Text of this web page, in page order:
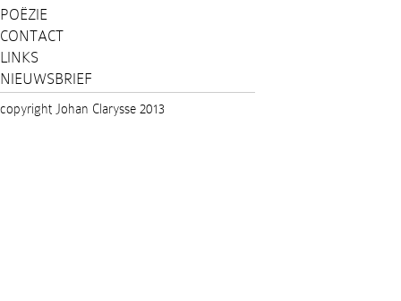
POËZIE
CONTACT
LINKS
NIEUWSBRIEF
copyright Johan Clarysse 2013